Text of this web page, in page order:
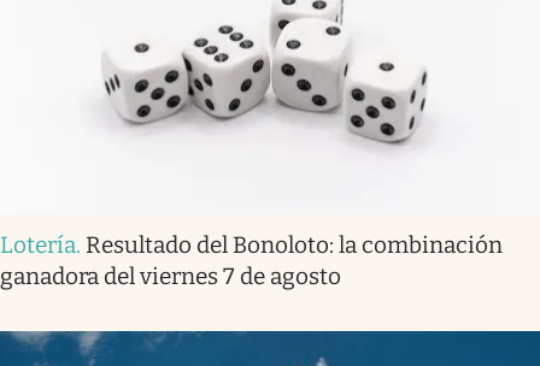
Lotería. Resultado del Bonoloto: la combinación
ganadora del viernes 7 de agosto